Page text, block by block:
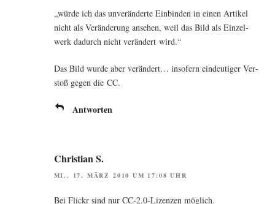
„wür­de ich das unver­än­der­te Ein­bin­den in einen Arti­kel
nicht als Ver­än­de­rung anse­hen, weil das Bild als Ein­zel­
werk dadurch nicht ver­än­dert wird.“
Das Bild wur­de aber ver­än­dert… inso­fern ein­deu­ti­ger Ver­
stoß gegen die CC.
Antworten
Christian S.
MI., 17. MÄRZ 2010 UM 17:08 UHR
Bei Flickr sind nur CC‑2.0‑Lizenzen möglich.